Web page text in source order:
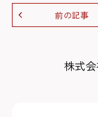
前の記事
株式